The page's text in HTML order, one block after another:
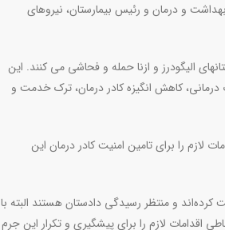
و درمان و رئیس بیمارستان، نیروهای
الیگودرز و ازنا حمله و فحاشی می کنند. این
درمانی، کاهش انگیزه کادر درمان، ترک خدمت و
لازم را برای تامین امنیت کادر درمان این
و منتظر رسیدگی دادستان هستند البته با
اقدامات لازم را برای پیشگیری و تکرار این جرم